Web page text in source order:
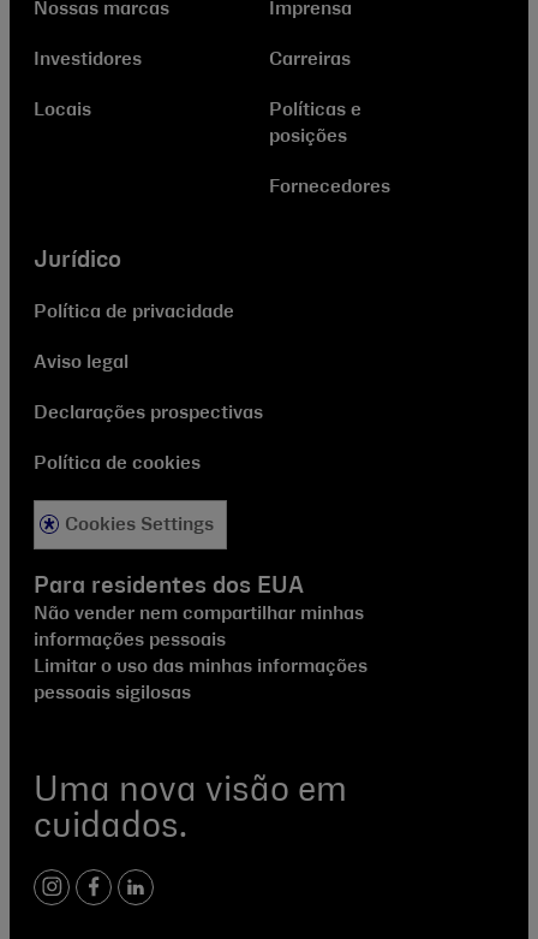
Uma nova visão em
cuidados.
instagram
facebook
linkedin
Nossas marcas
Investidores
Locais
Imprensa
Carreiras
Políticas e
posições
Fornecedores
Jurídico
Política de privacidade
Aviso legal
Declarações prospectivas
Política de cookies
Cookies Settings
Para residentes dos EUA
Não vender nem compartilhar minhas
informações pessoais
Limitar o uso das minhas informações
pessoais sigilosas